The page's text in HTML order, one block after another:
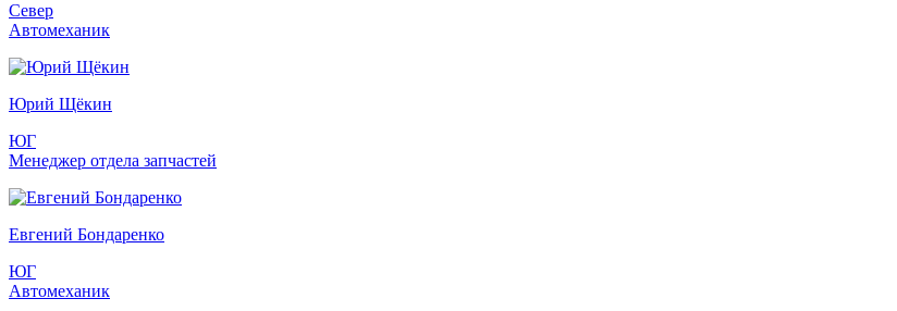
Север
Автомеханик
Юрий Щёкин
ЮГ
Менеджер отдела запчастей
Евгений Бондаренко
ЮГ
Автомеханик